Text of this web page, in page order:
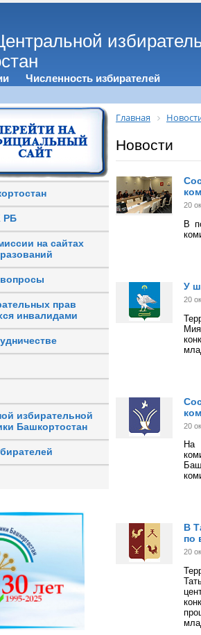
Численность избирателей
РБ
на сайтах
прав
инвалидами
избирательной
Башкортостан
Главная
Новости
20
В
У
20
20
На
В
по
20